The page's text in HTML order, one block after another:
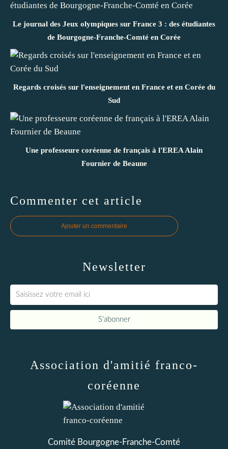
Le journal des Jeux olympiques sur France 3 : des étudiantes
de Bourgogne-Franche-Comté en Corée
Regards croisés sur l'enseignement en France et en Corée du
Sud
Une professeure coréenne de français à l'EREA Alain
Fournier de Beaune
Commenter cet article
Ajouter un commentaire
Newsletter
Association d'amitié franco-
coréenne
Comité Bourgogne-Franche-Comté